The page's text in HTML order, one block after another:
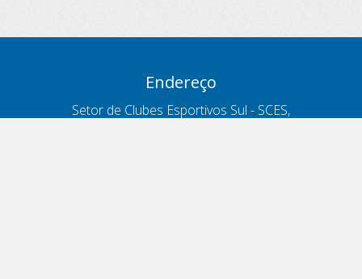
Endereço
Setor de Clubes Esportivos Sul - SCES,